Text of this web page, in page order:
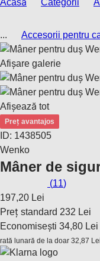
Acasă Categorii
... Accesorii pentru
Afișare galerie
Afișează tot
Preț avantajos
ID: 1438505
Wenko
Mâner de
(11)
197,20 Lei
Preț standard 232 Lei
Economisești 34,80 Lei
rată lunară de la doar 32,87 Lei